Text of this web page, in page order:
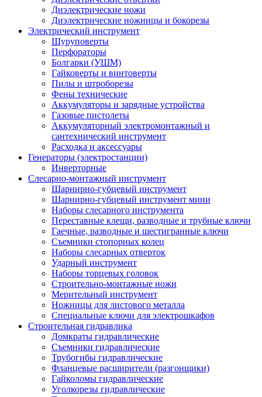
Диэлектрические ножи
Диэлектрические ножницы и бокорезы
Электрический инструмент
Шуруповерты
Перфораторы
Болгарки (УШМ)
Гайковерты и винтоверты
Пилы и штроборезы
Фены технические
Аккумуляторы и зарядные устройства
Газовые пистолеты
Аккумуляторный электромонтажный и
сантехнический инструмент
Расходка и аксессуары
Генераторы (электростанции)
Инверторные
Слесарно-монтажный инструмент
Шарнирно-губцевый инструмент
Шарнирно-губцевый инструмент мини
Наборы слесарного инструмента
Переставные клещи, разводные и трубные ключи
Гаечные, разводные и шестигранные ключи
Съемники стопорных колец
Наборы слесарных отверток
Ударный инструмент
Наборы торцевых головок
Строительно-монтажные ножи
Мерительный инструмент
Ножницы для листового металла
Специальные ключи для электрошкафов
Строительная гидравлика
Домкраты гидравлические
Съемники гидравлические
Трубогибы гидравлические
Фланцевые расширители (разгонщики)
Гайколомы гидравлические
Уголкорезы гидравлические